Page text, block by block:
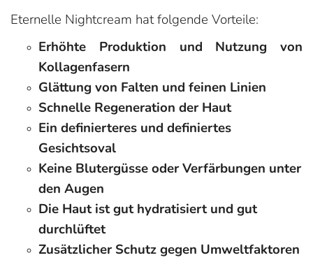
Eternelle Nightcream hat folgende Vorteile:
Erhöhte Produktion und Nutzung von
Kollagenfasern
Glättung von Falten und feinen Linien
Schnelle Regeneration der Haut
Ein definierteres und definiertes
Gesichtsoval
Keine Blutergüsse oder Verfärbungen unter
den Augen
Die Haut ist gut hydratisiert und gut
durchlüftet
Zusätzlicher Schutz gegen Umweltfaktoren